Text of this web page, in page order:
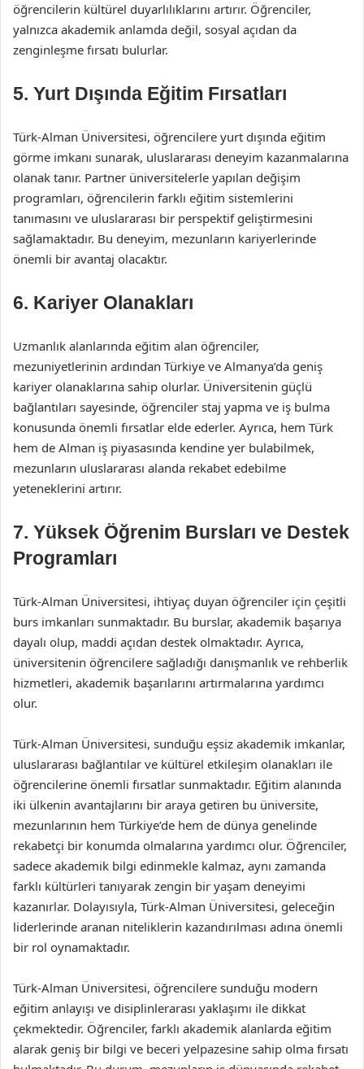
öğrencilerin kültürel duyarlılıklarını artırır. Öğrenciler,
yalnızca akademik anlamda değil, sosyal açıdan da
zenginleşme fırsatı bulurlar.
5. Yurt Dışında Eğitim Fırsatları
Türk-Alman Üniversitesi, öğrencilere yurt dışında eğitim
görme imkanı sunarak, uluslararası deneyim kazanmalarına
olanak tanır. Partner üniversitelerle yapılan değişim
programları, öğrencilerin farklı eğitim sistemlerini
tanımasını ve uluslararası bir perspektif geliştirmesini
sağlamaktadır. Bu deneyim, mezunların kariyerlerinde
önemli bir avantaj olacaktır.
6. Kariyer Olanakları
Uzmanlık alanlarında eğitim alan öğrenciler,
mezuniyetlerinin ardından Türkiye ve Almanya’da geniş
kariyer olanaklarına sahip olurlar. Üniversitenin güçlü
bağlantıları sayesinde, öğrenciler staj yapma ve iş bulma
konusunda önemli fırsatlar elde ederler. Ayrıca, hem Türk
hem de Alman iş piyasasında kendine yer bulabilmek,
mezunların uluslararası alanda rekabet edebilme
yeteneklerini artırır.
7. Yüksek Öğrenim Bursları ve Destek
Programları
Türk-Alman Üniversitesi, ihtiyaç duyan öğrenciler için çeşitli
burs imkanları sunmaktadır. Bu burslar, akademik başarıya
dayalı olup, maddi açıdan destek olmaktadır. Ayrıca,
üniversitenin öğrencilere sağladığı danışmanlık ve rehberlik
hizmetleri, akademik başarılarını artırmalarına yardımcı
olur.
Türk-Alman Üniversitesi, sunduğu eşsiz akademik imkanlar,
uluslararası bağlantılar ve kültürel etkileşim olanakları ile
öğrencilerine önemli fırsatlar sunmaktadır. Eğitim alanında
iki ülkenin avantajlarını bir araya getiren bu üniversite,
mezunlarının hem Türkiye’de hem de dünya genelinde
rekabetçi bir konumda olmalarına yardımcı olur. Öğrenciler,
sadece akademik bilgi edinmekle kalmaz, aynı zamanda
farklı kültürleri tanıyarak zengin bir yaşam deneyimi
kazanırlar. Dolayısıyla, Türk-Alman Üniversitesi, geleceğin
liderlerinde aranan niteliklerin kazandırılması adına önemli
bir rol oynamaktadır.
Türk-Alman Üniversitesi, öğrencilere sunduğu modern
eğitim anlayışı ve disiplinlerarası yaklaşımı ile dikkat
çekmektedir. Öğrenciler, farklı akademik alanlarda eğitim
alarak geniş bir bilgi ve beceri yelpazesine sahip olma fırsatı